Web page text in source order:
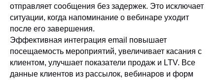
отправляет сообщения без задержек. Это исключает
ситуации, когда напоминание о вебинаре уходит
после его завершения.
Эффективная интеграция email повышает
посещаемость мероприятий, увеличивает касания с
клиентом, улучшает показатели продаж и LTV. Все
данные клиентов из рассылок, вебинаров и форм